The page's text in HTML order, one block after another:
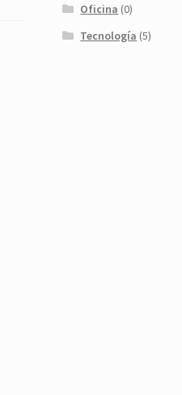
Oficina (0)
Tecnología (5)